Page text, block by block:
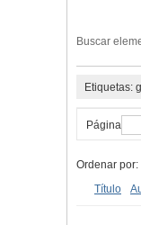
Buscar
Etiquetas:
Página
Ordenar por:
Título